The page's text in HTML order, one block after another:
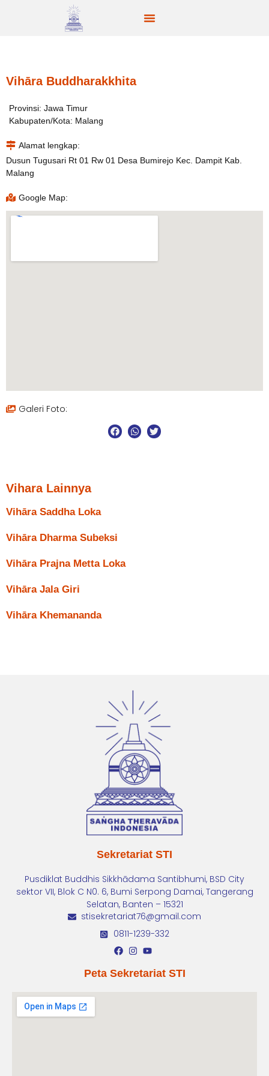
Vihāra Buddharakkhita
Provinsi: Jawa Timur
Kabupaten/Kota: Malang
Alamat lengkap:
Dusun Tugusari Rt 01 Rw 01 Desa Bumirejo Kec. Dampit Kab.
Malang
Google Map:
Galeri Foto:
Vihara Lainnya
Vihāra Saddha Loka
Vihāra Dharma Subeksi
Vihāra Prajna Metta Loka
Vihāra Jala Giri
Vihāra Khemananda
Sekretariat STI
Pusdiklat Buddhis Sikkhādama Santibhumi, BSD City
sektor VII, Blok C N0. 6, Bumi Serpong Damai, Tangerang
Selatan, Banten – 15321
stisekretariat76@gmail.com
0811-1239-332
Peta Sekretariat STI